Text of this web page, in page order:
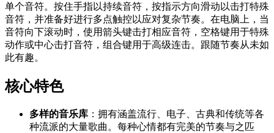
单个音符。按住手指以持续音符，按指示方向滑动以击打特殊
音符，并准备好进行多点触控以应对复杂节奏。在电脑上，当
音符向下滚动时，使用箭头键击打相应音符，空格键用于特殊
动作或中心击打音符，组合键用于高级连击。跟随节奏从未如
此有趣。
核心特色
多样的音乐库 ：拥有涵盖流行、电子、古典和传统等各
种流派的大量歌曲。每种心情都有完美的节奏与之匹